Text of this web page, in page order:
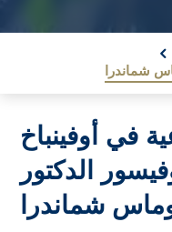
شماندرا
في أوفينباخ
الدكتور
شماندرا